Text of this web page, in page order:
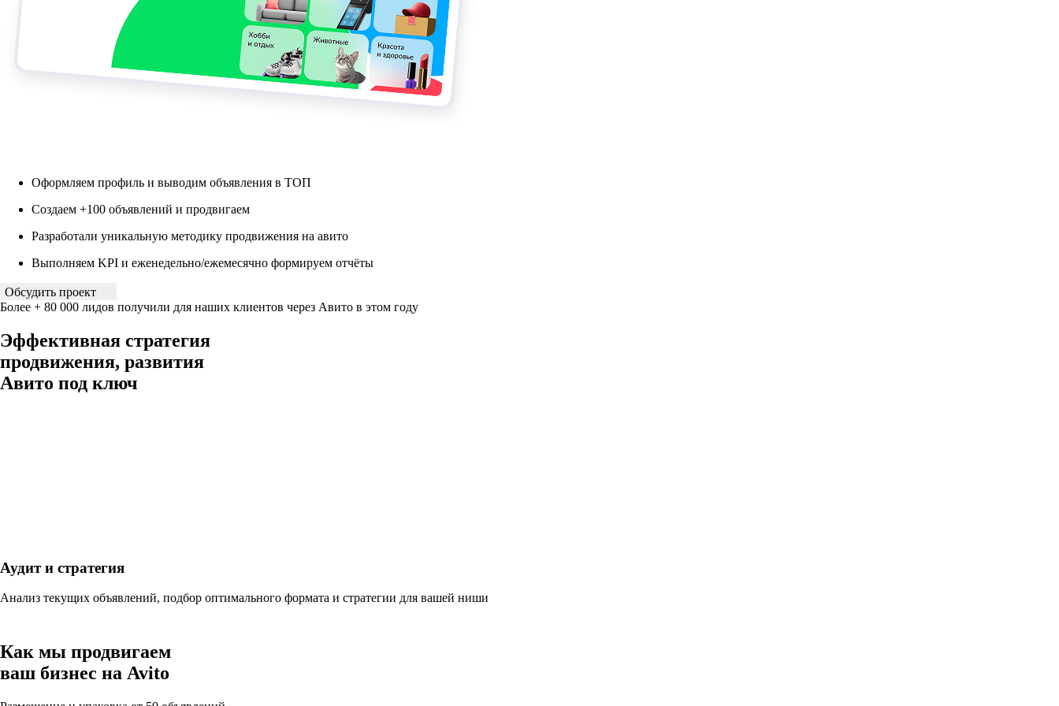
Оформляем профиль и выводим объявления в ТОП
Создаем +100 объявлений и продвигаем
Разработали уникальную методику продвижения на авито
Выполняем KPI и еженедельно/ежемесячно формируем отчёты
Обсудить проект
Более + 80 000 лидов получили для наших клиентов через Авито в этом году
Эффективная стратегия
продвижения, развития
Авито под ключ
Аудит и стратегия
Анализ текущих объявлений, подбор оптимального формата и стратегии для вашей ниши
Как мы продвигаем
ваш бизнес на Avito